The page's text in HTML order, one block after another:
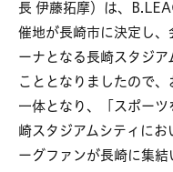
長 伊藤拓摩）は、
催地が長崎市に決定し
ーナとなる長崎スタジ
こととなりましたので
一体となり、「スポー
崎スタジアムシティに
ーグファンが長崎に集結